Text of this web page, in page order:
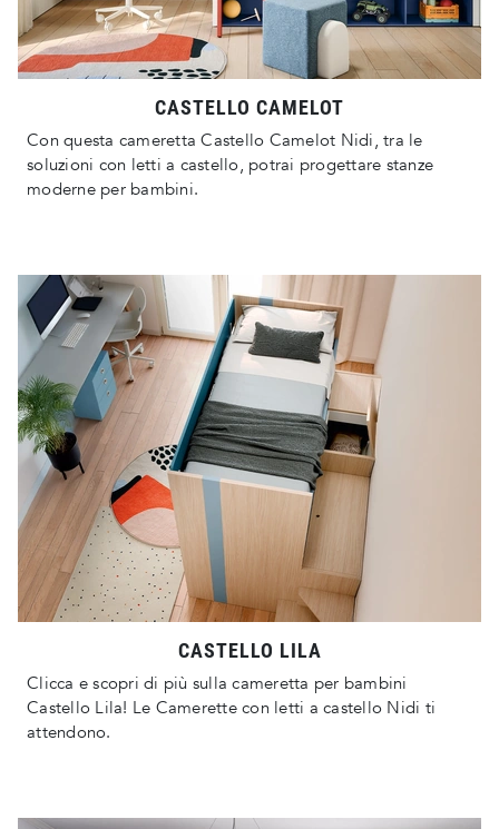
CASTELLO CAMELOT
Con questa cameretta Castello Camelot Nidi, tra le
soluzioni con letti a castello, potrai progettare stanze
moderne per bambini.
CASTELLO LILA
Clicca e scopri di più sulla cameretta per bambini
Castello Lila! Le Camerette con letti a castello Nidi ti
attendono.